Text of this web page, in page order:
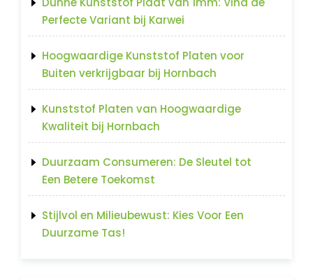
Perfecte Variant bij Karwei
Hoogwaardige Kunststof Platen voor
Buiten verkrijgbaar bij Hornbach
Kunststof Platen van Hoogwaardige
Kwaliteit bij Hornbach
Duurzaam Consumeren: De Sleutel tot
Een Betere Toekomst
Stijlvol en Milieubewust: Kies Voor Een
Duurzame Tas!